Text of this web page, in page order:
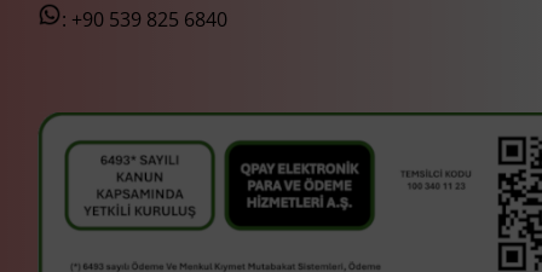
: +90 539 825 6840